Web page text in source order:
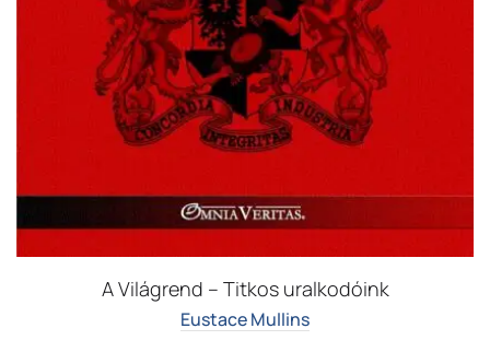
A Világrend – Titkos uralkodóink
Eustace Mullins